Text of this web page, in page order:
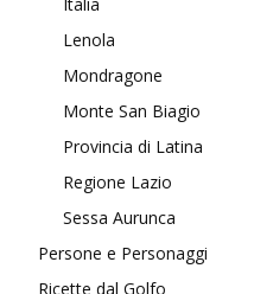
Lenola
Mondragone
Monte San Biagio
Provincia di Latina
Regione Lazio
Sessa Aurunca
Persone e Personaggi
Ricette dal Golfo